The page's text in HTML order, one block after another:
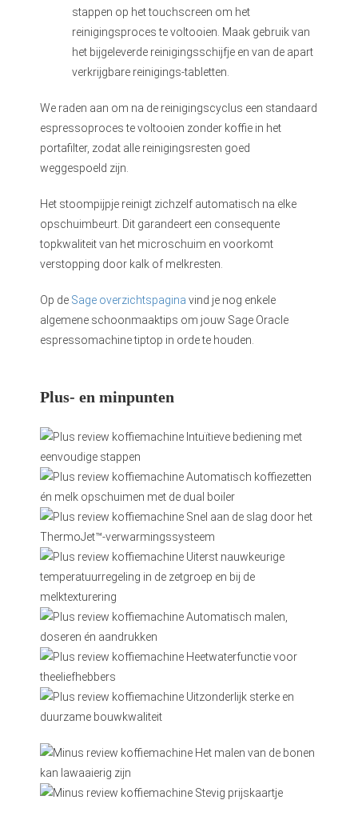
stappen op het touchscreen om het
reinigingsproces te voltooien. Maak gebruik van
het bijgeleverde reinigingsschijfje en van de apart
verkrijgbare reinigings-tabletten.
We raden aan om na de reinigingscyclus een standaard
espressoproces te voltooien zonder koffie in het
portafilter, zodat alle reinigingsresten goed
weggespoeld zijn.
Het stoompijpje reinigt zichzelf automatisch na elke
opschuimbeurt. Dit garandeert een consequente
topkwaliteit van het microschuim en voorkomt
verstopping door kalk of melkresten.
Op de Sage overzichtspagina vind je nog enkele
algemene schoonmaaktips om jouw Sage Oracle
espressomachine tiptop in orde te houden.
Plus- en minpunten
Intuïtieve bediening met
eenvoudige stappen
Automatisch koffiezetten
én melk opschuimen met de dual boiler
Snel aan de slag door het
ThermoJet™-verwarmingssysteem
Uiterst nauwkeurige
temperatuurregeling in de zetgroep en bij de
melktexturering
Automatisch malen,
doseren én aandrukken
Heetwaterfunctie voor
theeliefhebbers
Uitzonderlijk sterke en
duurzame bouwkwaliteit
Het malen van de bonen
kan lawaaierig zijn
Stevig prijskaartje